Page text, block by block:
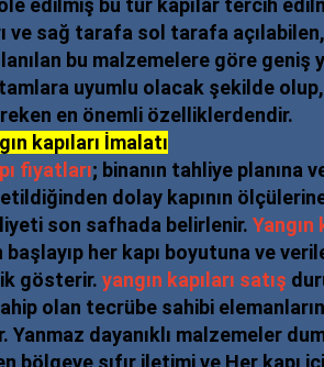
edilmiş bu tür kapılar tercih
ve sağ tarafa sol tarafa
bu malzemelere göre geniş
uyumlu olacak şekilde
en önemli özelliklerdendir.
kapıları İmalatı
fiyatları; binanın tahliye planına
dolay kapının
son safhada belirlenir. Yangın
başlayıp her kapı boyutuna ve
gösterir. yangın kapıları satış
olan tecrübe sahibi
Yanmaz dayanıklı malzemeler
bölgeye sıfır iletimi ve Her kapı